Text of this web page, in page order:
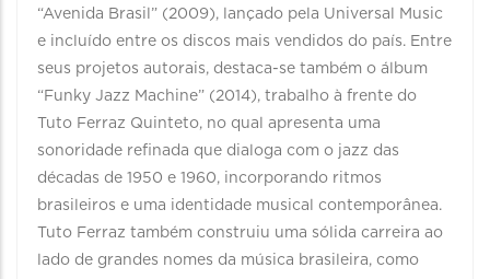
“Avenida Brasil” (2009), lançado pela Universal Music
e incluído entre os discos mais vendidos do país. Entre
seus projetos autorais, destaca-se também o álbum
“Funky Jazz Machine” (2014), trabalho à frente do
Tuto Ferraz Quinteto, no qual apresenta uma
sonoridade refinada que dialoga com o jazz das
décadas de 1950 e 1960, incorporando ritmos
brasileiros e uma identidade musical contemporânea.
Tuto Ferraz também construiu uma sólida carreira ao
lado de grandes nomes da música brasileira, como